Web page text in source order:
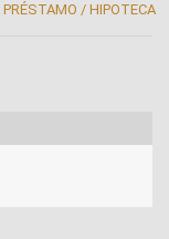
PRÉSTAMO / HIPOTECA